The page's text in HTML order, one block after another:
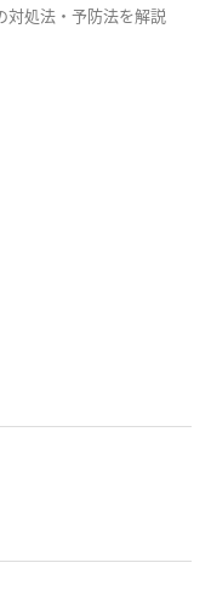
対処法・予防法を解説